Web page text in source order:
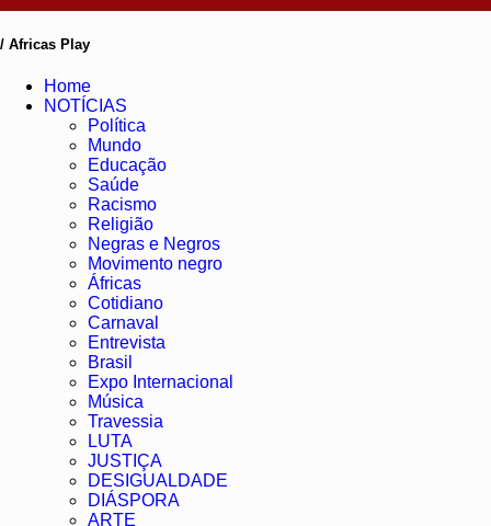
/ Africas Play
Home
NOTÍCIAS
Política
Mundo
Educação
Saúde
Racismo
Religião
Negras e Negros
Movimento negro
Áfricas
Cotidiano
Carnaval
Entrevista
Brasil
Expo Internacional
Música
Travessia
LUTA
JUSTIÇA
DESIGUALDADE
DIÁSPORA
ARTE